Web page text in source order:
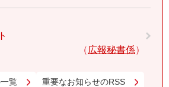
広報秘書係
覧 重要なお知らせのRSS